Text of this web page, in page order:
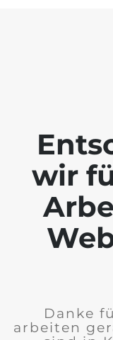
wir
Danke
arbeiten